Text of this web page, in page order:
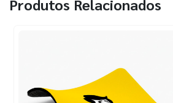
Produtos Relacionados